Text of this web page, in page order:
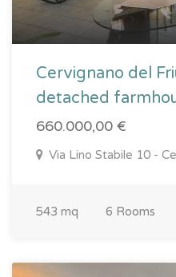
Cervignano del
detached
660.000,00 €
Via Lino Stabile 10 -
543 mq 6 Rooms